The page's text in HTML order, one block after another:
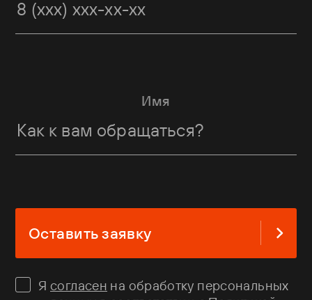
Имя
Оставить заявку
Ясогласен на обработку персональных